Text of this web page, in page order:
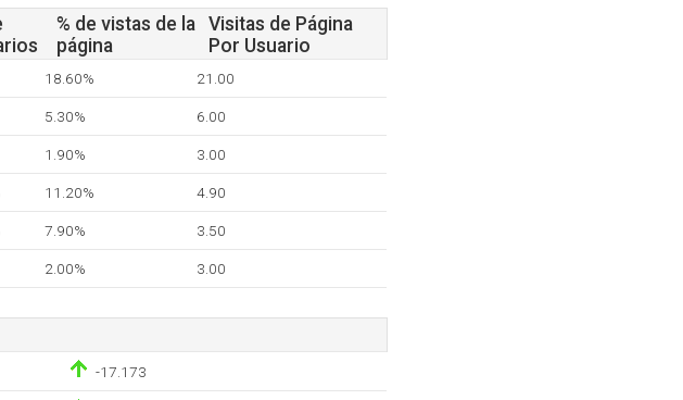
% de vistas de la
página
Visitas de Página
Por Usuario
18.60% 21.00
5.30% 6.00
1.90% 3.00
11.20% 4.90
7.90% 3.50
2.00% 3.00
-17.173